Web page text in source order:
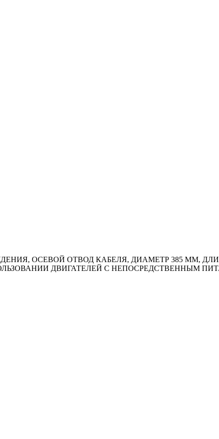
ОСЕВОЙ ОТВОД КАБЕЛЯ, ДИАМЕТР 385 ММ,
ДВИГАТЕЛЕЙ С НЕПОСРЕДСТВЕННЫМ